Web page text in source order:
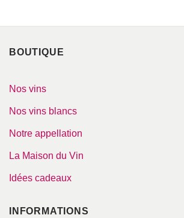
BOUTIQUE
Nos vins
Nos vins blancs
Notre appellation
La Maison du Vin
Idées cadeaux
INFORMATIONS